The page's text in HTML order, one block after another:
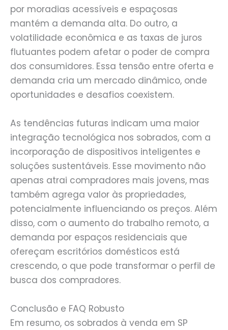
por moradias acessíveis e espaçosas
mantém a demanda alta. Do outro, a
volatilidade econômica e as taxas de juros
flutuantes podem afetar o poder de compra
dos consumidores. Essa tensão entre oferta e
demanda cria um mercado dinâmico, onde
oportunidades e desafios coexistem.
As tendências futuras indicam uma maior
integração tecnológica nos sobrados, com a
incorporação de dispositivos inteligentes e
soluções sustentáveis. Esse movimento não
apenas atrai compradores mais jovens, mas
também agrega valor às propriedades,
potencialmente influenciando os preços. Além
disso, com o aumento do trabalho remoto, a
demanda por espaços residenciais que
ofereçam escritórios domésticos está
crescendo, o que pode transformar o perfil de
busca dos compradores.
Conclusão e FAQ Robusto
Em resumo, os sobrados à venda em SP